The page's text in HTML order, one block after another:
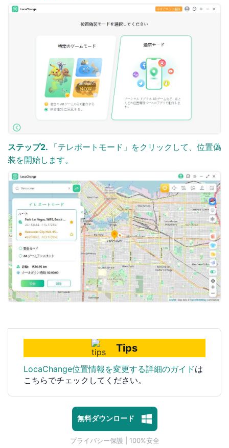
ステップ2.
「テレポートモード」をクリックして、位置偽
装を開始します。
Tips
LocaChange位置情報を変更する詳細のガイドは
こちらでチェックしてください。
無料ダウンロード
プライバシー保護 | 100%安全
マルウェアなし | 広告なし
1対1専門技術サポート
プライバシー保護 | 100%安全